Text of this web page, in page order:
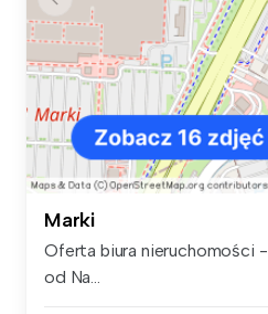
Marki
Oferta biura nieruchomości
od Na...